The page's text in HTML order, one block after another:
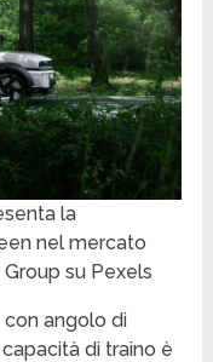
la
nel mercato
su Pexels
con angolo di
di traino è